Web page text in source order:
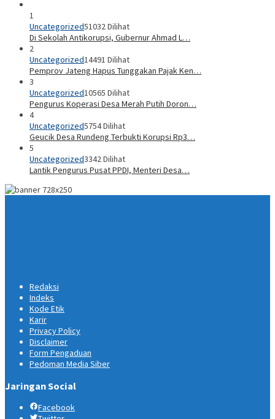
1
Uncategorized51032 Dilihat
Di Sekolah Antikorupsi, Gubernur Ahmad L…
2
Uncategorized14491 Dilihat
Pemprov Jateng Hapus Tunggakan Pajak Ken…
3
Uncategorized10565 Dilihat
Pengurus Koperasi Desa Merah Putih Doron…
4
Uncategorized5754 Dilihat
Geucik Desa Rundeng Terbukti Korupsi Rp3…
5
Uncategorized3342 Dilihat
Lantik Pengurus Pusat PPDI, Menteri Desa…
Redaksi
Indeks
Kode Etik
Karir
Privacy Policy
Disclaimer
Form Pengaduan
Pedoman Media Siber
Jaringan Social
Facebook